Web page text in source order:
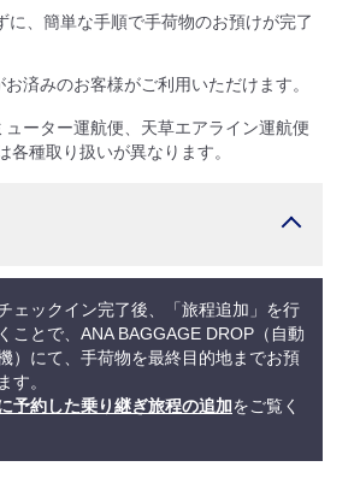
に、簡単な手順で手荷物のお預けが完了
済みのお客様がご利用いただけます。
ューター運航便、天草エアライン運航便
各種取り扱いが異なります。
ェックイン完了後、「旅程追加」を行
ことで、ANA BAGGAGE DROP（自動
）にて、手荷物を最終目的地までお預
す。
予約した乗り継ぎ旅程の追加をご覧く